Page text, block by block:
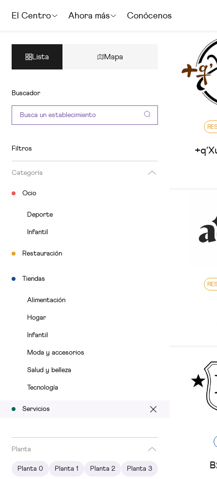
El Centro Ahora más Conócenos
Lista Mapa
Buscador
Filtros
Categoría
Ocio
Deporte
Infantil
Restauración
Tiendas
Alimentación
Hogar
Infantil
Moda y accesorios
Salud y belleza
Tecnología
Servicios
Planta
Planta 0 Planta 1 Planta 2 Planta 3